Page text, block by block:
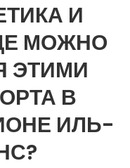
И
МОЖНО
ЭТИМИ
В
ИЛЬ-